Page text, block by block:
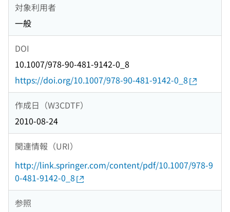
対象利用者
一般
DOI
10.1007/978-90-481-9142-0_8
https://doi.org/10.1007/978-90-481-9142-0_8
作成日（W3CDTF）
2010-08-24
関連情報（URI）
http://link.springer.com/content/pdf/10.1007/978-9
0-481-9142-0_8
参照